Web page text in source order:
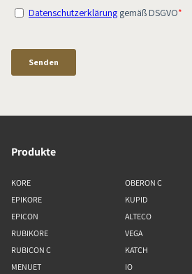
Produkte
KORE
EPIKORE
EPICON
RUBIKORE
RUBICON C
MENUET
OBERON C
KUPID
ALTECO
VEGA
KATCH
IO